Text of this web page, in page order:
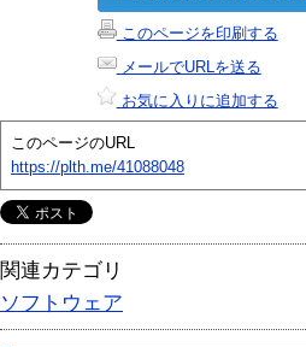
このページを印刷する
メールでURLを送る
お気に入りに追加する
このページのURL
https://plth.me/41088048
関連カテゴリ
ソフトウェア